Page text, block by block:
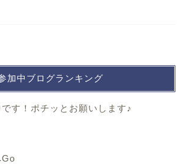
加中ブログランキング
す！ポチッとお願いします♪